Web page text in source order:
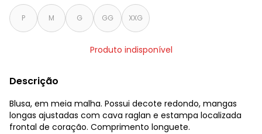
P M G GG XXG
Produto indisponível
Descrição
Blusa, em meia malha. Possui decote redondo, mangas
longas ajustadas com cava raglan e estampa localizada
frontal de coração. Comprimento longuete.